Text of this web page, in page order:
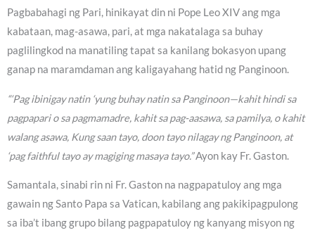
Pagbabahagi ng Pari, hinikayat din ni Pope Leo XIV ang mga
kabataan, mag-asawa, pari, at mga nakatalaga sa buhay
paglilingkod na manatiling tapat sa kanilang bokasyon upang
ganap na maramdaman ang kaligayahang hatid ng Panginoon.
“‘Pag ibinigay natin ‘yung buhay natin sa Panginoon—kahit hindi sa
pagpapari o sa pagmamadre, kahit sa pag-aasawa, sa pamilya, o kahit
walang asawa, Kung saan tayo, doon tayo nilagay ng Panginoon, at
‘pag faithful tayo ay magiging masaya tayo.”Ayon kay Fr. Gaston.
Samantala, sinabi rin ni Fr. Gaston na nagpapatuloy ang mga
gawain ng Santo Papa sa Vatican, kabilang ang pakikipagpulong
sa iba’t ibang grupo bilang pagpapatuloy ng kanyang misyon ng